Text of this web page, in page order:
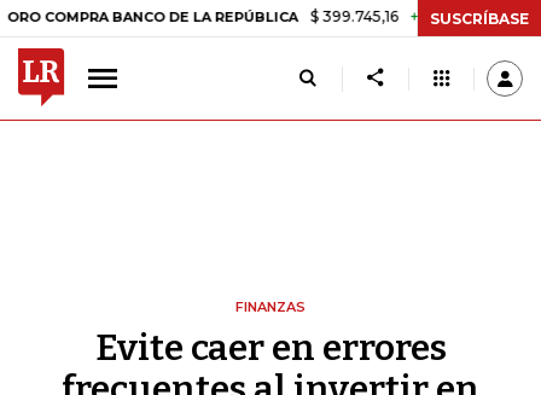
BANCO DE LA REPÚBLICA $ 399.745,16 +$ 2.295,71 +0,58%
SUSCRÍBASE
FINANZAS
Evite caer en errores